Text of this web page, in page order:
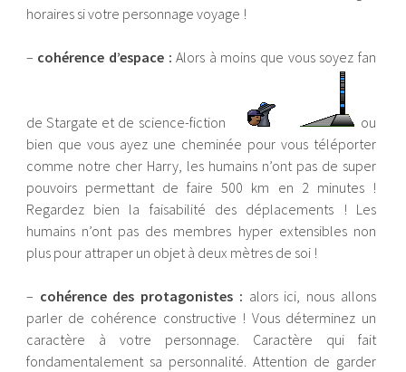
horaires si votre personnage voyage !
– cohérence d’espace :Alors à moins que vous soyez fan
de Stargate et de science-fiction
ou
bien que vous ayez une cheminée pour vous téléporter
comme notre cher Harry, les humains n’ont pas de super
pouvoirs permettant de faire 500 km en 2 minutes !
Regardez bien la faisabilité des déplacements ! Les
humains n’ont pas des membres hyper extensibles non
plus pour attraper un objet à deux mètres de soi !
– cohérence des protagonistes : alors ici, nous allons
parler de cohérence constructive ! Vous déterminez un
caractère à votre personnage. Caractère qui fait
fondamentalement sa personnalité. Attention de garder